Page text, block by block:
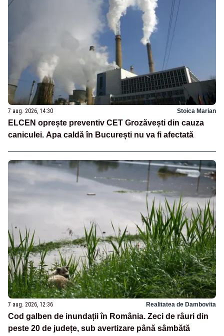
7 aug. 2026, 14:30 Stoica Marian
ELCEN oprește preventiv CET Grozăvești din cauza
caniculei. Apa caldă în București nu va fi afectată
7 aug. 2026, 12:36 Realitatea de Dambovita
Cod galben de inundații în România. Zeci de râuri din
peste 20 de județe, sub avertizare până sâmbătă